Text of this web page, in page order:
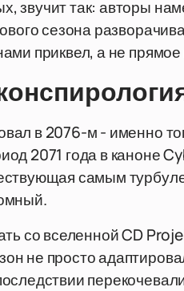
звучит так: авторы
сезона
приквел, а не
в 2076-м - именно
2071 года в каноне
самым
со вселенной CD
не просто